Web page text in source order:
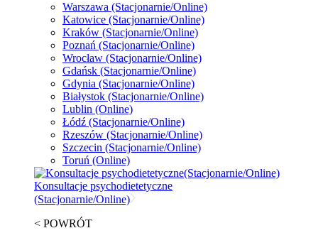
Warszawa (Stacjonarnie/Online)
Katowice (Stacjonarnie/Online)
Kraków (Stacjonarnie/Online)
Poznań (Stacjonarnie/Online)
Wrocław (Stacjonarnie/Online)
Gdańsk (Stacjonarnie/Online)
Gdynia (Stacjonarnie/Online)
Białystok (Stacjonarnie/Online)
Lublin (Online)
Łódź (Stacjonarnie/Online)
Rzeszów (Stacjonarnie/Online)
Szczecin (Stacjonarnie/Online)
Toruń (Online)
Konsultacje psychodietetyczne
(Stacjonarnie/Online)
< POWRÓT